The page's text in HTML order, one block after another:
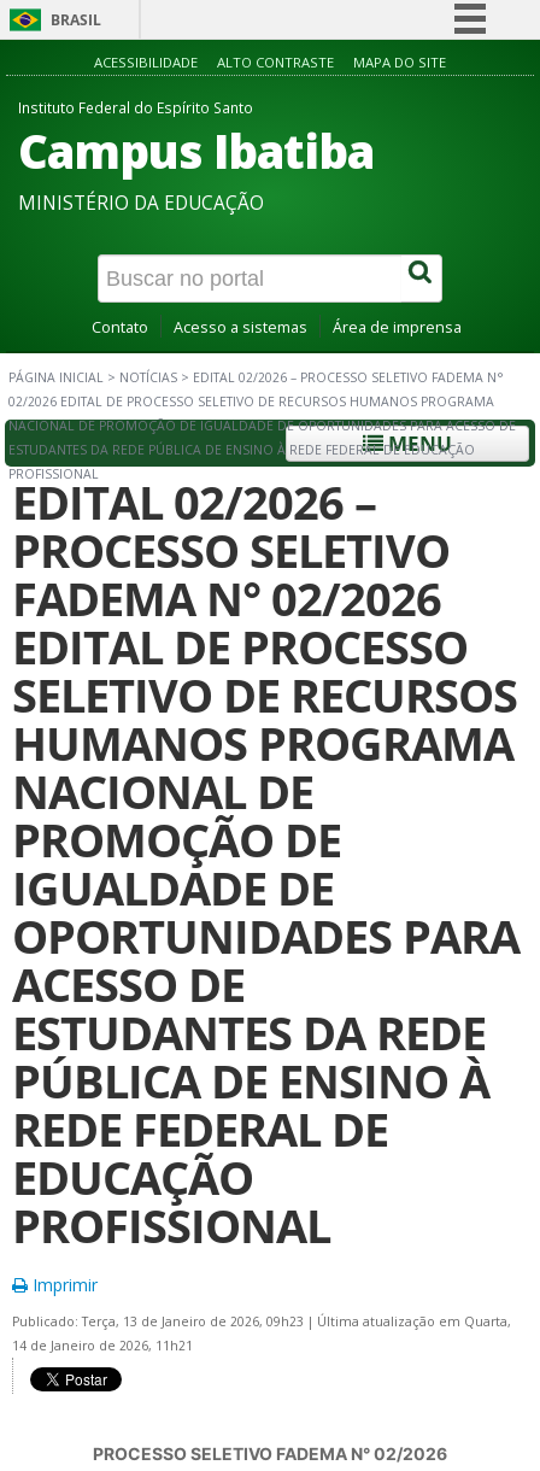
BRASIL
Simplifique!
Acesso à informação
Canais
ACESSIBILIDADE ALTO CONTRASTE MAPA DO SITE
Instituto Federal do Espírito Santo
Campus Ibatiba
MINISTÉRIO DA EDUCAÇÃO
Contato Acesso a sistemas Área de imprensa
PÁGINA INICIAL > NOTÍCIAS > EDITAL 02/2026 – PROCESSO SELETIVO FADEMA N°
02/2026 EDITAL DE PROCESSO SELETIVO DE RECURSOS HUMANOS PROGRAMA
NACIONAL DE PROMOÇÃO DE IGUALDADE DE OPORTUNIDADES PARA ACESSO DE
ESTUDANTES DA REDE PÚBLICA DE ENSINO À REDE FEDERAL DE EDUCAÇÃO
PROFISSIONAL
MENU
EDITAL 02/2026 –
PROCESSO SELETIVO
FADEMA N° 02/2026
EDITAL DE PROCESSO
SELETIVO DE RECURSOS
HUMANOS PROGRAMA
NACIONAL DE
PROMOÇÃO DE
IGUALDADE DE
OPORTUNIDADES PARA
ACESSO DE
ESTUDANTES DA REDE
PÚBLICA DE ENSINO À
REDE FEDERAL DE
EDUCAÇÃO
PROFISSIONAL
Imprimir
Publicado: Terça, 13 de Janeiro de 2026, 09h23 | Última atualização em Quarta,
14 de Janeiro de 2026, 11h21
PROCESSO SELETIVO FADEMA N° 02/2026